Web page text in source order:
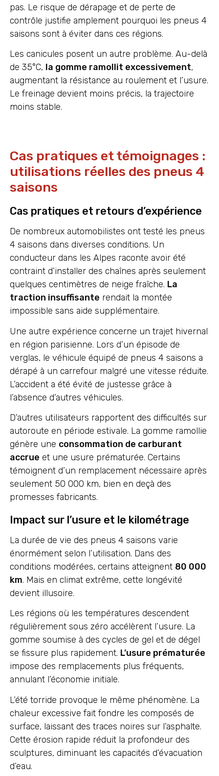
pas. Le risque de dérapage et de perte de
contrôle justifie amplement pourquoi les pneus 4
saisons sont à éviter dans ces régions.
Les canicules posent un autre problème. Au-delà
de 35°C, la gomme ramollit excessivement,
augmentant la résistance au roulement et l’usure.
Le freinage devient moins précis, la trajectoire
moins stable.
Cas pratiques et témoignages :
utilisations réelles des pneus 4
saisons
Cas pratiques et retours d’expérience
De nombreux automobilistes ont testé les pneus
4 saisons dans diverses conditions. Un
conducteur dans les Alpes raconte avoir été
contraint d’installer des chaînes après seulement
quelques centimètres de neige fraîche. La
traction insuffisante rendait la montée
impossible sans aide supplémentaire.
Une autre expérience concerne un trajet hivernal
en région parisienne. Lors d’un épisode de
verglas, le véhicule équipé de pneus 4 saisons a
dérapé à un carrefour malgré une vitesse réduite.
L’accident a été évité de justesse grâce à
l’absence d’autres véhicules.
D’autres utilisateurs rapportent des difficultés sur
autoroute en période estivale. La gomme ramollie
génère une consommation de carburant
accrue et une usure prématurée. Certains
témoignent d’un remplacement nécessaire après
seulement 50 000 km, bien en deçà des
promesses fabricants.
Impact sur l’usure et le kilométrage
La durée de vie des pneus 4 saisons varie
énormément selon l’utilisation. Dans des
conditions modérées, certains atteignent 80 000
km. Mais en climat extrême, cette longévité
devient illusoire.
Les régions où les températures descendent
régulièrement sous zéro accélèrent l’usure. La
gomme soumise à des cycles de gel et de dégel
se fissure plus rapidement. L’usure prématurée
impose des remplacements plus fréquents,
annulant l’économie initiale.
L’été torride provoque le même phénomène. La
chaleur excessive fait fondre les composés de
surface, laissant des traces noires sur l’asphalte.
Cette érosion rapide réduit la profondeur des
sculptures, diminuant les capacités d’évacuation
d’eau.